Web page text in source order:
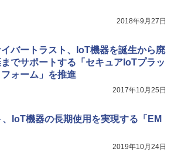
2018年9月27日
バートラスト、IoT機器を誕生から廃
でサポートする「セキュアIoTプラッ
フォーム」を推進
2017年10月25日
IoT機器の長期使用を実現する「EM
2019年10月24日